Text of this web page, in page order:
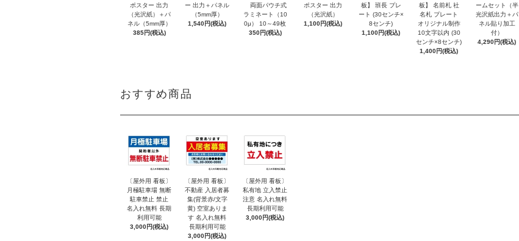
ポスター 出力
（光沢紙）＋パ
ネル（5mm厚）
385円(税込)
ー 出力＋パネル
（5mm厚）
1,540円(税込)
両面パウチ式
ラミネート（10
0μ） 10～49枚
350円(税込)
ポスター 出力
（光沢紙）
1,100円(税込)
板】 班長 プレ
ート (30センチ×
8センチ)
1,100円(税込)
板】 名前札 社
名札 プレート
オリジナル制作
10文字以内 (30
センチ×8センチ)
1,400円(税込)
ームセット（半
光沢紙出力＋パ
ネル貼り加工
付）
4,290円(税込)
おすすめ商品
〔屋外用 看板〕
月極駐車場 無断
駐車禁止 禁止
名入れ無料 長期
利用可能
3,000円(税込)
〔屋外用 看板〕
不動産 入居者募
集(背景赤/文字
黄) 空室ありま
す 名入れ無料
長期利用可能
3,000円(税込)
〔屋外用 看板〕
私有地 立入禁止
注意 名入れ無料
長期利用可能
3,000円(税込)